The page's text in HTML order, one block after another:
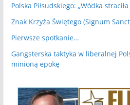
Polska Piłsudskiego: „Wódka
Znak Krzyża Świętego (Signum
Pierwsze spotkanie…
Gangsterska taktyka w liberalnej
minioną epokę